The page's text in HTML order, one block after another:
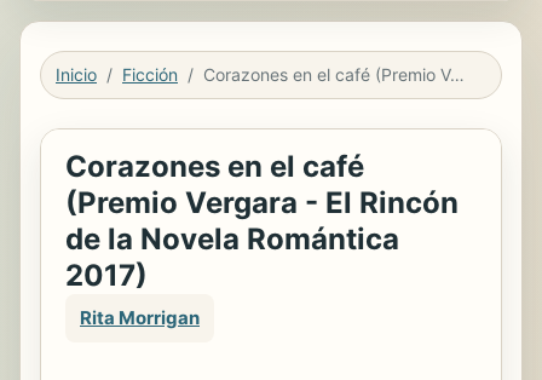
Inicio Ficción Corazones en el café (Premio Vergara - El Rincón de la Novela Romántica 2017)
Corazones en el café
(Premio Vergara - El Rincón
de la Novela Romántica
2017)
Rita Morrigan